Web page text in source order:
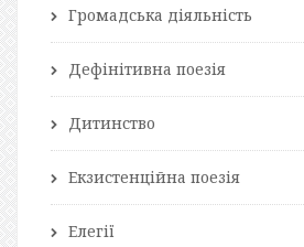
Громадська діяльність
Дефінітивна поезія
Дитинство
Екзистенційна поезія
Елегії